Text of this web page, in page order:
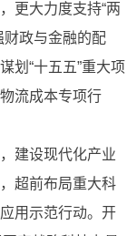
更大力度支持“两
财政与金融的配
划“十五五”重大项
流成本专项行
建设现代化产业
超前布局重大科
用示范行动。开